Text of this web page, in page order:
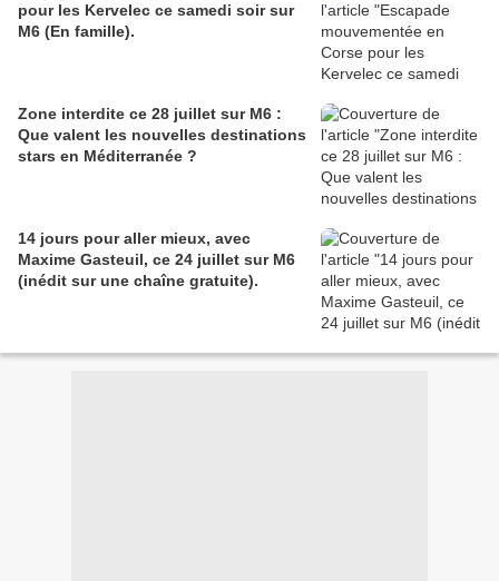
pour les Kervelec ce samedi soir sur
M6 (En famille).
Zone interdite ce 28 juillet sur M6 :
Que valent les nouvelles destinations
stars en Méditerranée ?
14 jours pour aller mieux, avec
Maxime Gasteuil, ce 24 juillet sur M6
(inédit sur une chaîne gratuite).